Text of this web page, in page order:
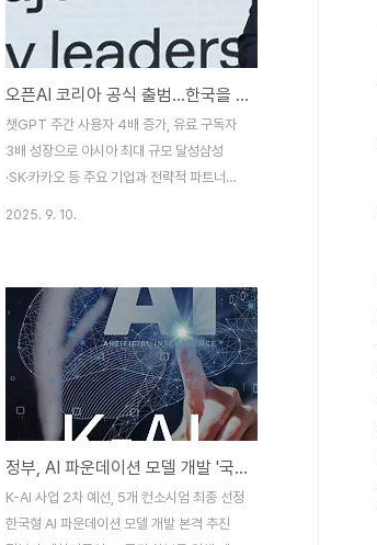
오픈AI 코리아 공식 출범...한국을 AI 허브로 만들겠다
챗GPT 주간 사용자 4배 증가, 유료 구독자
3배 성장으로 아시아 최대 규모 달성삼성
·SK·카카오 등 주요 기업과 전략적 파트너십
아 세 번째 지사인 '오픈AI 코리아'의 공식 출
범을 발표했다. 이번 한국 진출로 오픈AI는
아시아에서 일본, 싱가포르에 이어 세 번째
지사를 운영하게 됐으며, 전 세계 기준으로는
열두 번째 지사다.제이슨 권 오픈AI 최고전략
책임자(CSO)는 "한국은 세계적 수준의 인프
라와 혁신적인 기업, 빠른 디지털 도입 속도
를 갖춘 AI 혁신의 최적지"라며 "오픈AI가 한
국의 AI 대전환을 위한 파트너가 되겠다"고..
2025. 9. 10.
정부, AI 파운데이션 모델 개발 '국가대표 5팀' 최종 선정…2년간 2,000억 원 투입 경쟁
K-AI 사업 2차 예선, 5개 컨소시엄 최종 선정
한국형 AI 파운데이션 모델 개발 본격 추진